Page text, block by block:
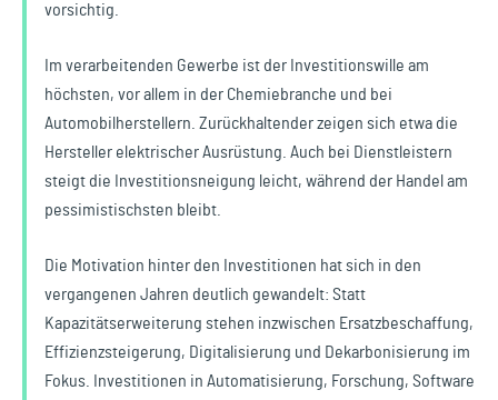
vorsichtig.
Im verarbeitenden Gewerbe ist der Investitionswille am
höchsten, vor allem in der Chemiebranche und bei
Automobilherstellern. Zurückhaltender zeigen sich etwa die
Hersteller elektrischer Ausrüstung. Auch bei Dienstleistern
steigt die Investitionsneigung leicht, während der Handel am
pessimistischsten bleibt.
Die Motivation hinter den Investitionen hat sich in den
vergangenen Jahren deutlich gewandelt: Statt
Kapazitätserweiterung stehen inzwischen Ersatzbeschaffung,
Effizienzsteigerung, Digitalisierung und Dekarbonisierung im
Fokus. Investitionen in Automatisierung, Forschung, Software